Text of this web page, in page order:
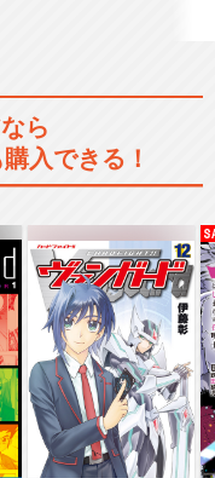
ら
入できる！